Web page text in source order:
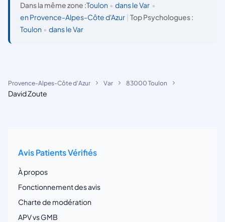
Dans la même zone :Toulon • dans le Var •
en Provence-Alpes-Côte d'Azur
Top Psychologues :
Toulon • dans le Var
Provence-Alpes-Côte d'Azur Var 83000 Toulon
David Zoute
Avis Patients Vérifiés
À propos
Fonctionnement des avis
Charte de modération
APV vs GMB